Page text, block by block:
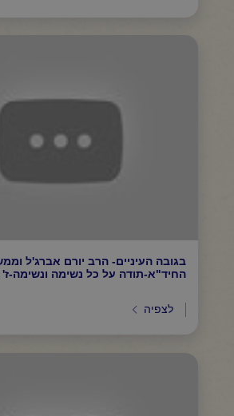
בגובה העיניים- הרב יורם אברג'ל
החיד"א-תודה על כל נשימה ונשימה-
לצפיה